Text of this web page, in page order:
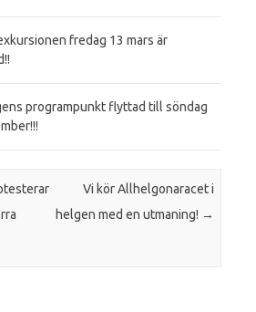
fredag 13 mars är
programpunkt flyttad till söndag
Vi kör Allhelgonaracet i
helgen med en utmaning! →